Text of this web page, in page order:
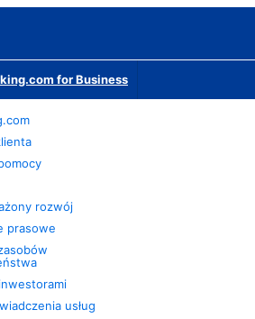
for Business
rozwój
prasowe
usług